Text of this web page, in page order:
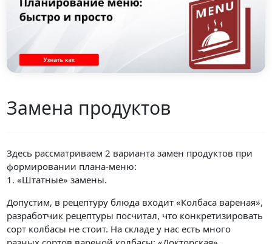
Замена продуктов
Здесь рассматриваем 2 варианта замен продуктов при
формировании плана-меню:
1. «Штатные» замены.
Допустим, в рецептуру блюда входит «Колбаса вареная»,
разработчик рецептуры посчитал, что конкретизировать
сорт колбасы не стоит. На складе у нас есть много